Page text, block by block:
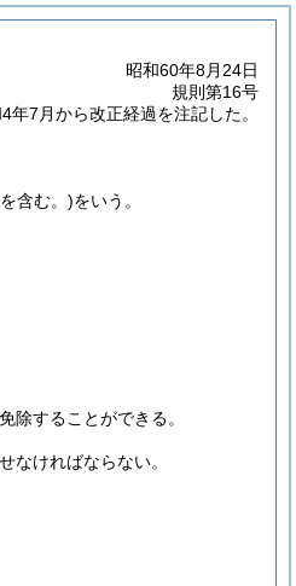
昭和60年8月24日
規則第16号
7月から改正経過を注記した。
含む。)をいう。
除することができる。
なければならない。